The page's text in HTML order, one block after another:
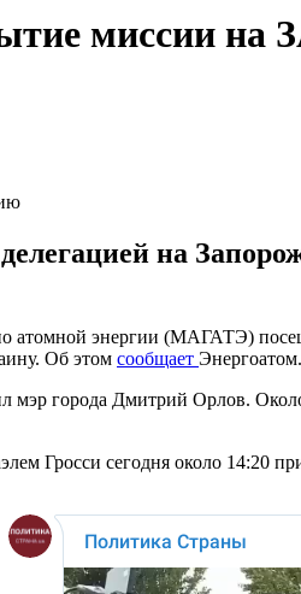
миссии на
на
атомной энергии (МАГАТЭ)
Об этом сообщает Энергоатом.
мэр города Дмитрий Орлов.
Гросси сегодня около 14:20